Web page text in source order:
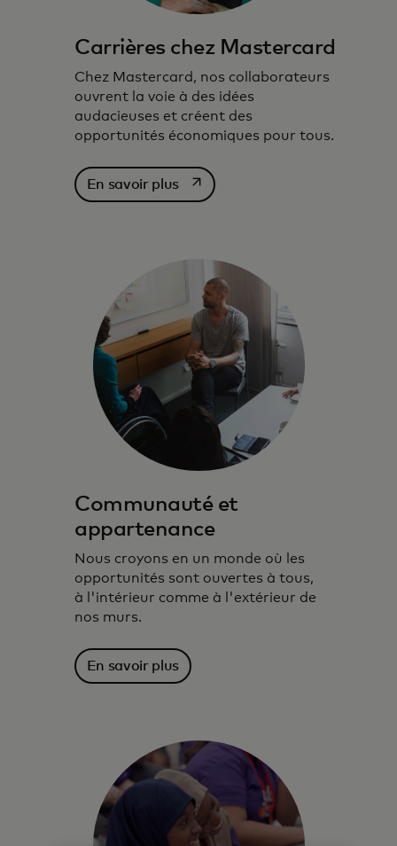
Lorsque les gens prospèrent, les
communautés, les entreprises et les
économies prospèrent.
Carrières chez Mastercard
Chez Mastercard, nos collaborateurs
ouvrent la voie à des idées
audacieuses et créent des
opportunités économiques pour tous.
En savoir pluss’ouvre dans un nouvel onglet
Communauté et
appartenance
Nous croyons en un monde où les
opportunités sont ouvertes à tous,
à l'intérieur comme à l'extérieur de
nos murs.
En savoir plus